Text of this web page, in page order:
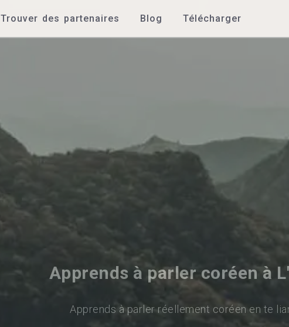
Trouver des partenaires Blog Télécharger
Apprends à parler coréen à
Apprends à parler réellement coréen en te